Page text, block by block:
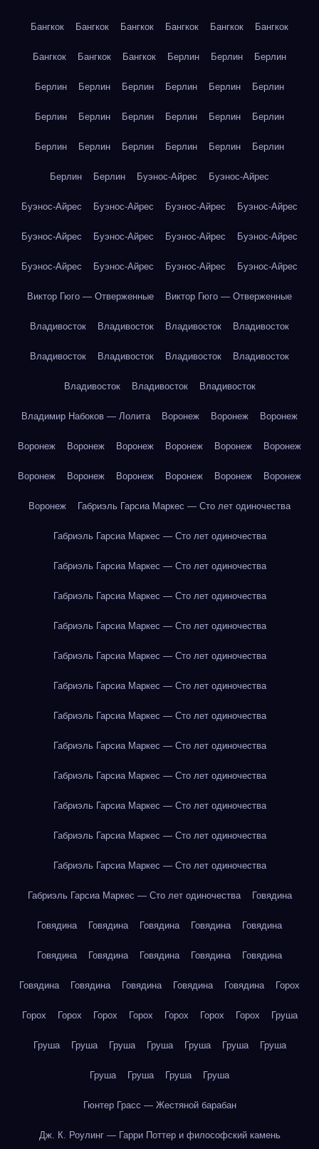
Бангкок Бангкок Бангкок Бангкок Бангкок Бангкок
Бангкок Бангкок Бангкок Берлин Берлин Берлин
Берлин Берлин Берлин Берлин Берлин Берлин
Берлин Берлин Берлин Берлин Берлин Берлин
Берлин Берлин Берлин Берлин Берлин Берлин
Берлин Берлин Буэнос-Айрес Буэнос-Айрес
Буэнос-Айрес Буэнос-Айрес Буэнос-Айрес Буэнос-Айрес
Буэнос-Айрес Буэнос-Айрес Буэнос-Айрес Буэнос-Айрес
Буэнос-Айрес Буэнос-Айрес Буэнос-Айрес Буэнос-Айрес
Виктор Гюго — Отверженные Виктор Гюго — Отверженные
Владивосток Владивосток Владивосток Владивосток
Владивосток Владивосток Владивосток Владивосток
Владивосток Владивосток Владивосток
Владимир Набоков — Лолита Воронеж Воронеж Воронеж
Воронеж Воронеж Воронеж Воронеж Воронеж Воронеж
Воронеж Воронеж Воронеж Воронеж Воронеж Воронеж
Воронеж Габриэль Гарсиа Маркес — Сто лет одиночества
Габриэль Гарсиа Маркес — Сто лет одиночества
Габриэль Гарсиа Маркес — Сто лет одиночества
Габриэль Гарсиа Маркес — Сто лет одиночества
Габриэль Гарсиа Маркес — Сто лет одиночества
Габриэль Гарсиа Маркес — Сто лет одиночества
Габриэль Гарсиа Маркес — Сто лет одиночества
Габриэль Гарсиа Маркес — Сто лет одиночества
Габриэль Гарсиа Маркес — Сто лет одиночества
Габриэль Гарсиа Маркес — Сто лет одиночества
Габриэль Гарсиа Маркес — Сто лет одиночества
Габриэль Гарсиа Маркес — Сто лет одиночества
Габриэль Гарсиа Маркес — Сто лет одиночества
Габриэль Гарсиа Маркес — Сто лет одиночества Говядина
Говядина Говядина Говядина Говядина Говядина
Говядина Говядина Говядина Говядина Говядина
Говядина Говядина Говядина Говядина Говядина Горох
Горох Горох Горох Горох Горох Горох Горох Груша
Груша Груша Груша Груша Груша Груша Груша
Груша Груша Груша Груша
Гюнтер Грасс — Жестяной барабан
Дж. К. Роулинг — Гарри Поттер и философский камень